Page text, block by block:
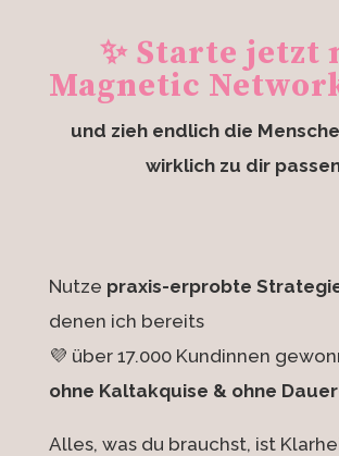
✨ Starte jetzt
Magnetic
und zieh endlich die
wirklich zu dir
Nutze praxis-erprobte
denen ich bereits
💜 über 17.000 Kundinnen
ohne Kaltakquise & ohne
Alles, was du brauchst, ist